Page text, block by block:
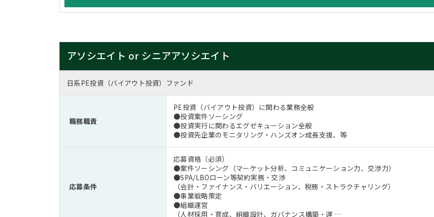
アソシエイト or シニアアソシエイト
日系PE投資（バイアウト投資）ファンド
職務職責
PE投資（バイアウト投資）に関わる業務全般
●投資案件ソーシング
●投資実行に関わるエグゼキューション全般
●投資先企業のモニタリング・ハンズオン成長支援、等
応募条件
応募資格（必須）
●案件ソーシング（マーケット分析、コミュニケーション力、交渉力）
●SPA/LBOローン等契約実務・交渉
（会計・ファイナンス・バリエーション、税務・ストラクチャリング）
●事業戦略策定
●組織運営
（人材採用・育成、組織設計、ガバナンス構築・運 …